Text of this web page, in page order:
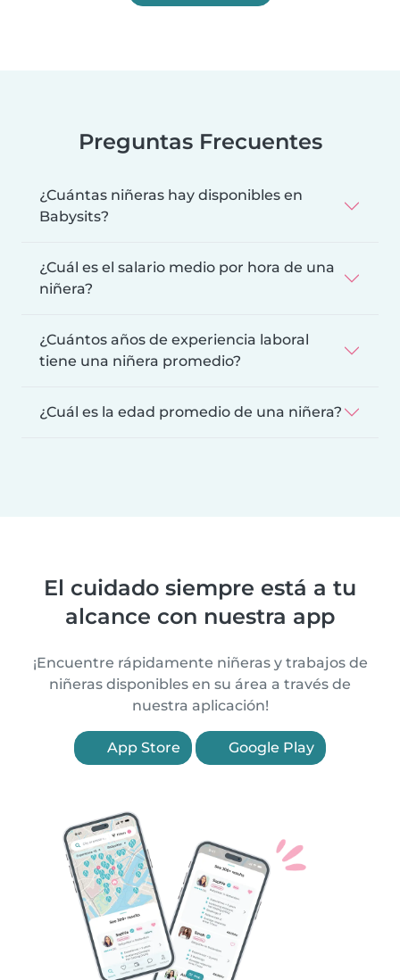
Preguntas Frecuentes
¿Cuántas niñeras hay disponibles en
Babysits?
¿Cuál es el salario medio por hora de una
niñera?
¿Cuántos años de experiencia laboral
tiene una niñera promedio?
¿Cuál es la edad promedio de una niñera?
El cuidado siempre está a tu
alcance con nuestra app
¡Encuentre rápidamente niñeras y trabajos de
niñeras disponibles en su área a través de
nuestra aplicación!
App Store Google Play